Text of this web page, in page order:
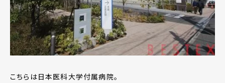
こちらは日本医科大学付属病院。